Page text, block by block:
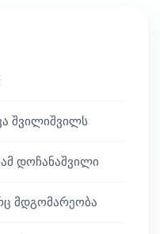
შვილიშვილს
დოჩანაშვილი
მდგომარეობა